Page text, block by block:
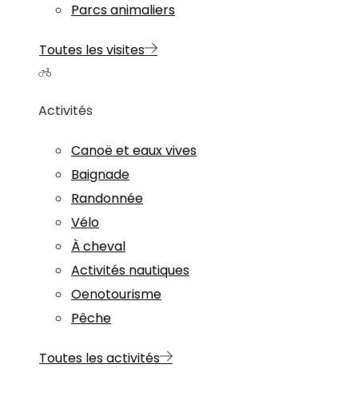
Parcs animaliers
Toutes les visites
Activités
Canoë et eaux vives
Baignade
Randonnée
Vélo
À cheval
Activités nautiques
Oenotourisme
Pêche
Toutes les activités